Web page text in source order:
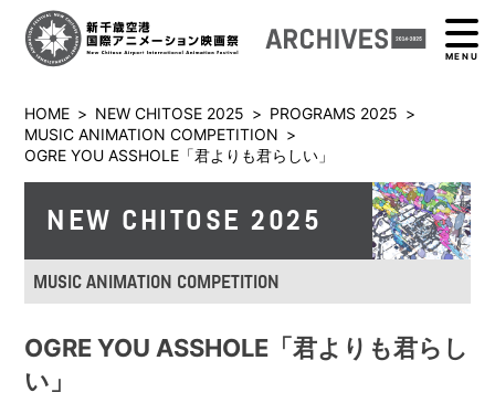
MENU
HOME > NEW CHITOSE 2025 > PROGRAMS 2025 >
MUSIC ANIMATION COMPETITION >
OGRE YOU ASSHOLE「君よりも君らしい」
NEW CHITOSE 2025
MUSIC ANIMATION COMPETITION
OGRE YOU ASSHOLE「君よりも君らし
い」